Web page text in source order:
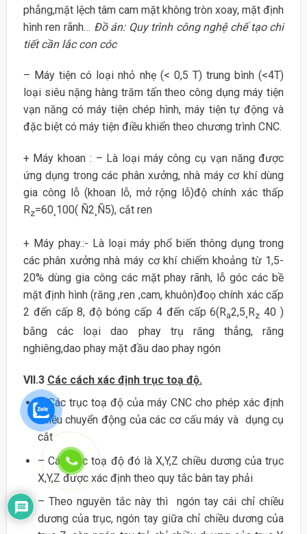
phẳng,mặt lệch tâm cam mặt không tròn xoay, mặt định
hình ren rãnh… Đồ án: Quy trình công nghệ chế tạo chi
tiết cần lắc con cóc
– Máy tiện có loại nhỏ nhẹ (< 0,5 T) trung bình (<4T)
loại siêu nặng hàng trăm tấn theo công dụng máy tiện
vạn năng có máy tiện chép hình, máy tiện tự động và
đặc biệt có máy tiện điều khiển theo chương trình CNC.
+ Máy khoan : – Là loại máy công cụ vạn năng được
ứng dụng trong các phân xưởng, nhà máy cơ khí dùng
gia công lỗ (khoan lỗ, mở rộng lỗ)độ chính xác thấp
Rz=60¸100( Ñ2¸Ñ5), cắt ren
+ Máy phay.:- Là loại máy phổ biến thông dụng trong
các phân xưởng nhà máy cơ khí chiếm khoảng từ 1,5-
20% dùng gia công các mặt phay rãnh, lỗ góc các bề
mặt định hình (răng ,ren ,cam, khuôn)đoọ chính xác cấp
2 đến cấp 8, độ bóng cấp 4 đến cấp 6(Ra2,5¸Rz 40 )
bằng các loại dao phay trụ răng thẳng, răng
nghiêng,dao phay mặt đầu dao phay ngón
VII.3 Các cách xác định trục toạ độ.
– Các trục toạ độ của máy CNC cho phép xác định
chiều chuyển động của các cơ cấu máy và dụng cụ
cắt
– Các trục toạ độ đó là X,Y,Z chiều dương của trục
X,Y,Z được xác định theo quy tắc bàn tay phải
– Theo nguyên tắc này thì ngón tay cái chỉ chiều
dương của trục, ngón tay giữa chỉ chiều dương của